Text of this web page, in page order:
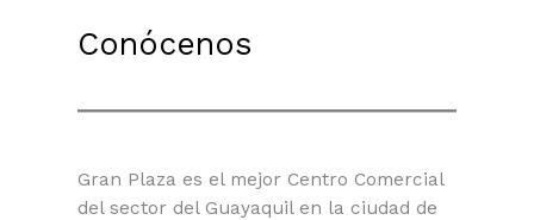
Conócenos
Gran Plaza es el mejor Centro Comercial
del sector del Guayaquil en la ciudad de